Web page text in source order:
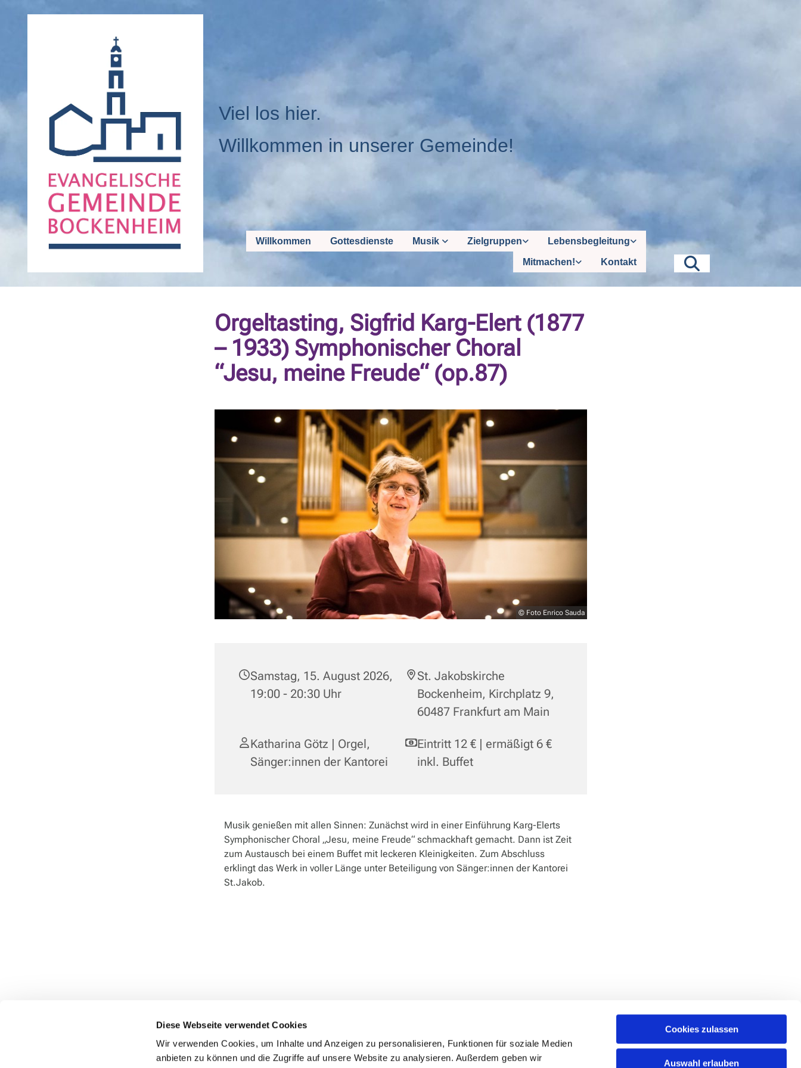
Diese Webseite verwendet Cookies
Wir verwenden Cookies, um Inhalte und Anzeigen zu personalisieren, Funktionen für soziale Medien
anbieten zu können und die Zugriffe auf unsere Website zu analysieren. Außerdem geben wir
Cookies zulassen
Auswahl erlauben
Viel los hier.
Willkommen in unserer Gemeinde!
Willkommen Gottesdienste Musik Zielgruppen Lebensbegleitung
Mitmachen! Kontakt
Orgeltasting, Sigfrid Karg-Elert (1877
– 1933) Symphonischer Choral
“Jesu, meine Freude“ (op.87)
© Foto Enrico Sauda
Samstag, 15. August 2026,
19:00 - 20:30 Uhr
St. Jakobskirche
Bockenheim, Kirchplatz 9,
60487 Frankfurt am Main
Katharina Götz | Orgel,
Sänger:innen der Kantorei
Eintritt 12 € | ermäßigt 6 €
inkl. Buffet
Musik genießen mit allen Sinnen: Zunächst wird in einer Einführung Karg-Elerts
Symphonischer Choral „Jesu, meine Freude“ schmackhaft gemacht. Dann ist Zeit
zum Austausch bei einem Buffet mit leckeren Kleinigkeiten. Zum Abschluss
erklingt das Werk in voller Länge unter Beteiligung von Sänger:innen der Kantorei
St.Jakob.